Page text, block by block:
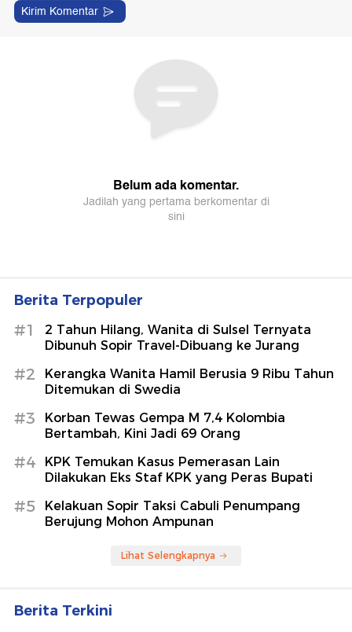
Berita Terpopuler
#1
2 Tahun Hilang, Wanita di Sulsel Ternyata
Dibunuh Sopir Travel-Dibuang ke Jurang
#2
Kerangka Wanita Hamil Berusia 9 Ribu Tahun
Ditemukan di Swedia
#3
Korban Tewas Gempa M 7,4 Kolombia
Bertambah, Kini Jadi 69 Orang
#4
KPK Temukan Kasus Pemerasan Lain
Dilakukan Eks Staf KPK yang Peras Bupati
#5
Kelakuan Sopir Taksi Cabuli Penumpang
Berujung Mohon Ampunan
Lihat Selengkapnya
Berita Terkini